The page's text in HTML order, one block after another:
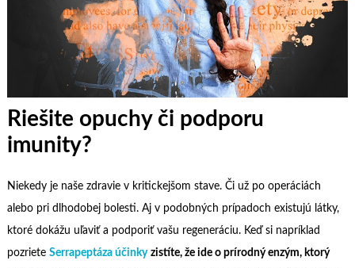
Riešite opuchy či podporu
imunity?
Niekedy je naše zdravie v kritickejšom stave. Či už po operáciách
alebo pri dlhodobej bolesti. Aj v podobných prípadoch existujú látky,
ktoré dokážu uľaviť a podporiť vašu regeneráciu. Keď si napríklad
pozriete Serrapeptáza účinky zistíte, že ide o prírodný enzým, ktorý